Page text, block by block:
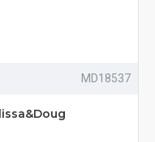
MD18537